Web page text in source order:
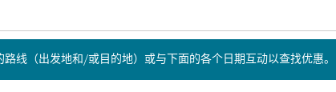
路线（出发地和/或目的地）或与下面的各个日期互动以查找优惠。